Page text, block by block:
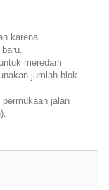
karena
meredam
jumlah blok
jalan